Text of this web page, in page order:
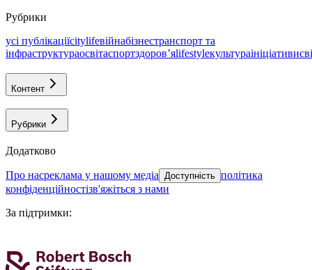
Рубрики
усі публікаціїcitylifeвійнабізнестранспорт та
інфраструктураосвітаспортздоровʼяlifestyleкультураініціативи
Контент
Рубрики
Додатково
про насреклама у нашому медіа Доступність політика
конфіденційностізв'яжіться з нами
За підтримки: